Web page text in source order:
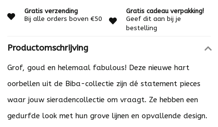
Gratis verzending
Bij alle orders boven €50
Gratis cadeau verpakking!
Geef dit aan bij je
bestelling
Productomschrijving
Grof, goud en helemaal fabulous! Deze nieuwe hart
oorbellen uit de Biba-collectie zijn dé statement pieces
waar jouw sieradencollectie om vraagt. Ze hebben een
gedurfde look met hun grove lijnen en opvallende design.